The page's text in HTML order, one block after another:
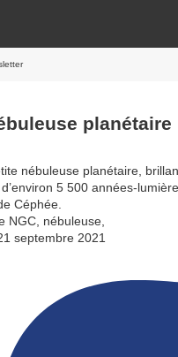
planétaire
nébuleuse planétaire,
5 500 années-
Céphée.
NGC, nébuleuse,
septembre 2021